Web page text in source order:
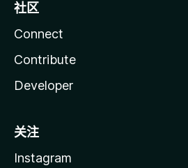
社区
Connect
Contribute
Developer
关注
Instagram